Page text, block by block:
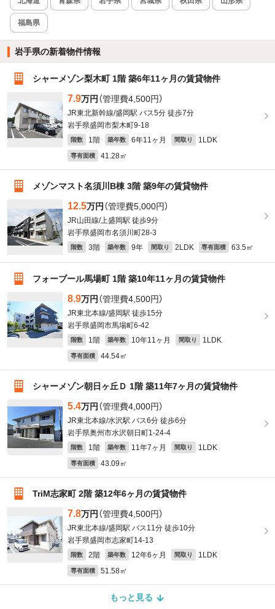
福島県
岩手県の新着物件情報
シャーメゾン梨木町 1階 築6年11ヶ月の賃貸物件
7.9万円 （管理費4,500円）
JR東北新幹線/盛岡駅 バス5分 徒歩7分
岩手県盛岡市梨木町9-18
階数 1階 築年数 6年11ヶ月 間取り 1LDK
専有面積 41.28㎡
メゾンマスト名須川B棟 3階 築9年の賃貸物件
12.5万円 （管理費5,000円）
JR山田線/上盛岡駅 徒歩9分
岩手県盛岡市名須川町28-3
階数 3階 築年数 9年 間取り 2LDK 専有面積 63.5㎡
フォーブール馬場町 1階 築10年11ヶ月の賃貸物件
8.9万円 （管理費4,500円）
JR東北本線/盛岡駅 徒歩15分
岩手県盛岡市馬場町6-42
階数 1階 築年数 10年11ヶ月 間取り 1LDK
専有面積 44.54㎡
シャーメゾン朝日ヶ丘Ｄ 1階 築11年7ヶ月の賃貸物件
5.4万円 （管理費4,000円）
JR東北本線/水沢駅 バス6分 徒歩6分
岩手県奥州市水沢朝日町1-24-4
階数 1階 築年数 11年7ヶ月 間取り 1LDK
専有面積 43.09㎡
TriM志家町 2階 築12年6ヶ月の賃貸物件
7.8万円 （管理費4,500円）
JR東北本線/盛岡駅 バス11分 徒歩10分
岩手県盛岡市志家町14-13
階数 2階 築年数 12年6ヶ月 間取り 1LDK
専有面積 51.58㎡
もっと見る